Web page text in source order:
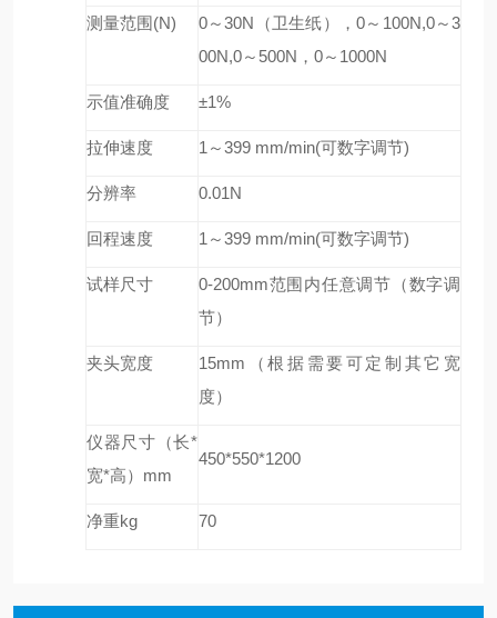
测量范围(N) 0～30N（卫生纸），0～100N,0～3
00N,0～500N，0～1000N
示值准确度 ±1%
拉伸速度 1 ～399 mm/min(可数字调节)
分辨率 0.01N
回程速度 1 ～399 mm/min(可数字调节)
试样尺寸 0-200mm范围内任意调节（数字调
节）
夹头宽度 15mm （根据需要可定制其它宽
度）
仪器尺寸（长*
宽*高）mm
450*550*1200
净重kg 70